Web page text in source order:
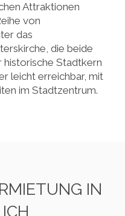
Attraktionen
von
das
die beide
historische Stadtkern
leicht erreichbar, mit
im Stadtzentrum.
IN